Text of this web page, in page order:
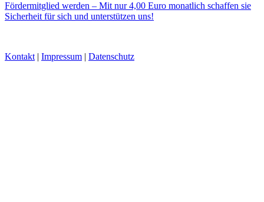
Fördermitglied werden – Mit nur 4,00 Euro monatlich schaffen sie
Sicherheit für sich und unterstützen uns!
Kontakt | Impressum | Datenschutz